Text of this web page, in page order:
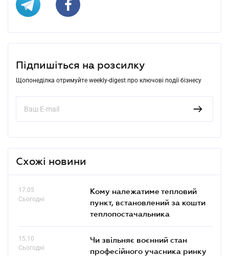
Підпишіться на розсилку
Щопонеділка отримуйте weekly-digest про ключові події бізнесу
Схожі новини
17.05
Сьогодні
Кому належатиме тепловий
пункт, встановлений за кошти
теплопостачальника
15.10
Сьогодні
Чи звільняє воєнний стан
професійного учасника ринку